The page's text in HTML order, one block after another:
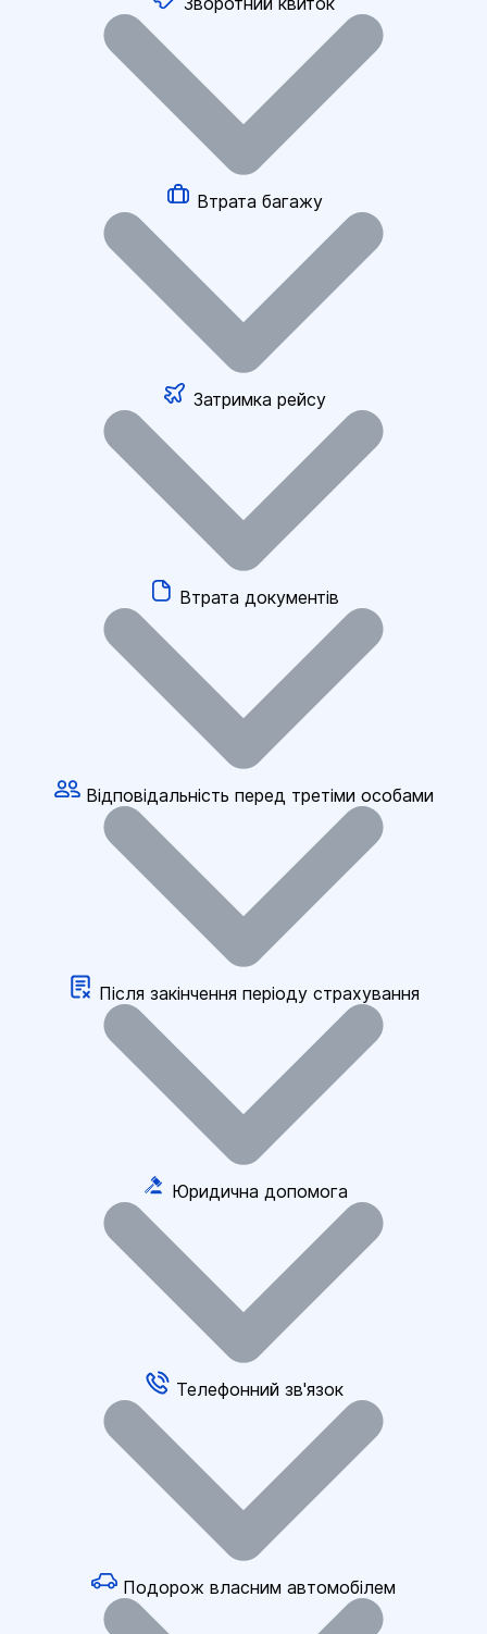
Втрата багажу
Затримка рейсу
Втрата документів
Відповідальність перед третіми особами
Після закінчення періоду страхування
Юридична допомога
Телефонний зв'язок
Подорож власним автомобілем